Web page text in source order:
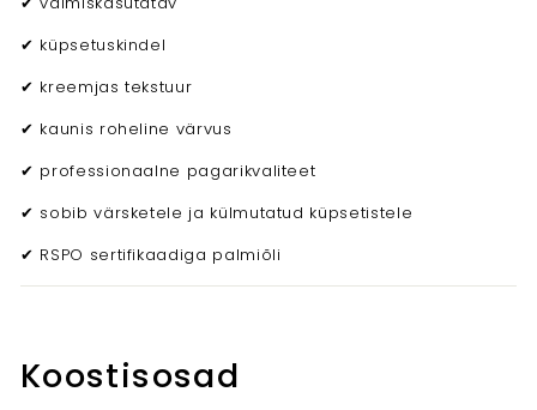
✔ küpsetuskindel
✔ kreemjas tekstuur
✔ kaunis roheline värvus
✔ professionaalne pagarikvaliteet
✔ sobib värsketele ja külmutatud küpsetistele
✔ RSPO sertifikaadiga palmiõli
Koostisosad